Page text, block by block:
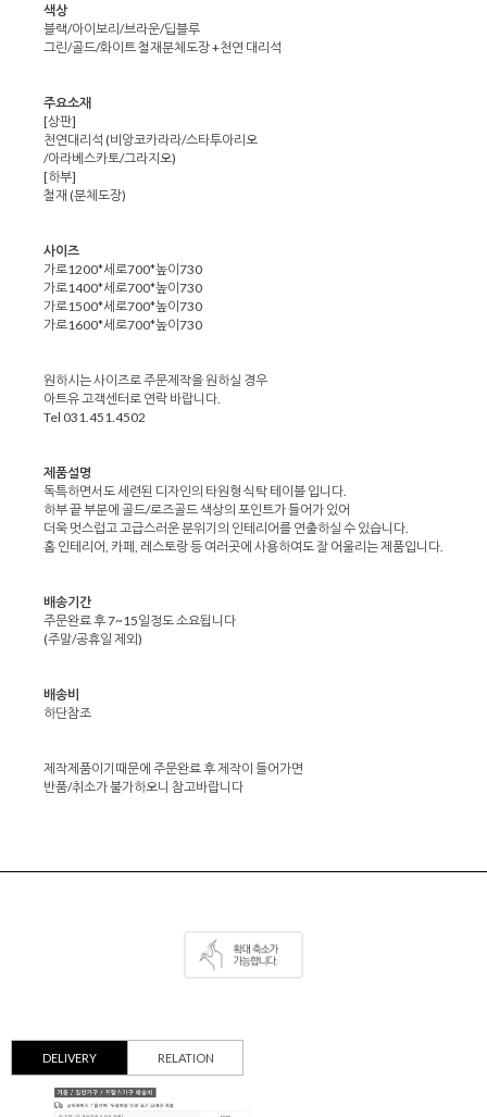
색상
블랙/아이보리/브라운/딥블루
그린/골드/화이트 철재분체도장 +천연 대리석
주요소재
[상판]
천연대리석 (비앙코카라라/스타투아리오
/아라베스카토/그라지오)
[하부]
철재 (분체도장)
사이즈
가로1200*세로700*높이730
가로1400*세로700*높이730
가로1500*세로700*높이730
가로1600*세로700*높이730
원하시는 사이즈로 주문제작을 원하실 경우
아트유 고객센터로 연락 바랍니다.
Tel 031.451.4502
제품설명
독특하면서도 세련된 디자인의 타원형 식탁 테이블 입니다.
하부 끝 부분에 골드/로즈골드 색상의 포인트가 들어가 있어
더욱 멋스럽고 고급스러운 분위기의 인테리어를 연출하실 수 있습니다.
홈 인테리어, 카페, 레스토랑 등 여러곳에 사용하여도 잘 어울리는 제품입니다.
배송기간
주문완료 후 7~15일정도 소요됩니다
(주말/공휴일 제외)
배송비
하단참조
제작제품이기때문에 주문완료 후 제작이 들어가면
반품/취소가 불가하오니 참고바랍니다
DELIVERY RELATION